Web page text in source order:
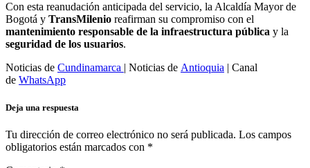
Con esta reanudación anticipada del servicio, la Alcaldía Mayor de
Bogotá y TransMilenio reafirman su compromiso con el
mantenimiento responsable de la infraestructura pública y la
seguridad de los usuarios.
Noticias de Cundinamarca | Noticias de Antioquia | Canal
de WhatsApp
Deja una respuesta
Tu dirección de correo electrónico no será publicada. Los campos
obligatorios están marcados con *